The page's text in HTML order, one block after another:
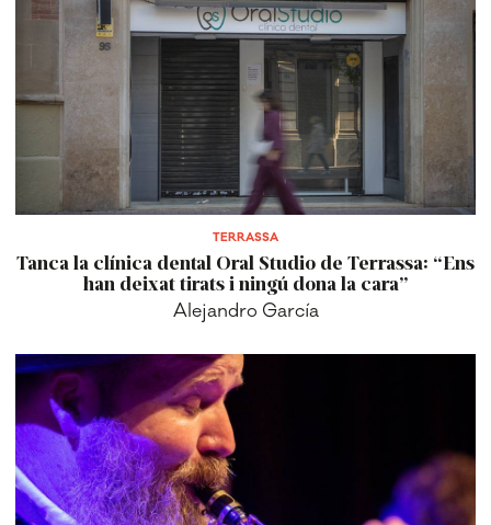
TERRASSA
Tanca la clínica dental Oral Studio de Terrassa: “Ens
han deixat tirats i ningú dona la cara”
Alejandro García